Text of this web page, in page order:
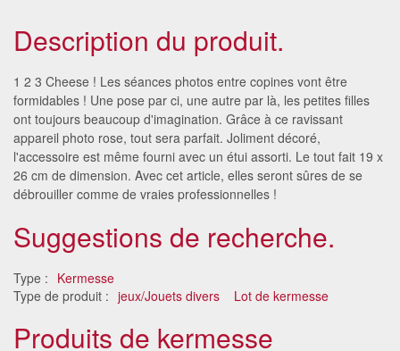
Description du produit.
1 2 3 Cheese ! Les séances photos entre copines vont être
formidables ! Une pose par ci, une autre par là, les petites filles
ont toujours beaucoup d'imagination. Grâce à ce ravissant
appareil photo rose, tout sera parfait. Joliment décoré,
l'accessoire est même fourni avec un étui assorti. Le tout fait 19 x
26 cm de dimension. Avec cet article, elles seront sûres de se
débrouiller comme de vraies professionnelles !
Suggestions de recherche.
Type : Kermesse
Type de produit : jeux/Jouets divers Lot de kermesse
Produits de kermesse